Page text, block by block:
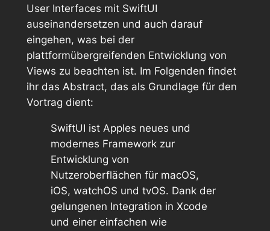
User Interfaces mit SwiftUI
auseinandersetzen und auch darauf
eingehen, was bei der
plattformübergreifenden Entwicklung von
Views zu beachten ist. Im Folgenden findet
ihr das Abstract, das als Grundlage für den
Vortrag dient:
SwiftUI ist Apples neues und
modernes Framework zur
Entwicklung von
Nutzeroberflächen für macOS,
iOS, watchOS und tvOS. Dank der
gelungenen Integration in Xcode
und einer einfachen wie